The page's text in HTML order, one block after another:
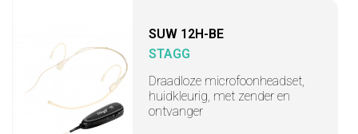
SUW 12H-BE
STAGG
Draadloze microfoonheadset,
huidkleurig, met zender en
ontvanger